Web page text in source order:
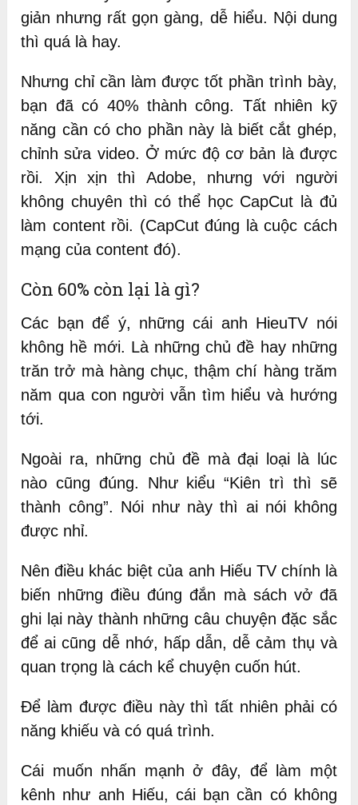
giản nhưng rất gọn gàng, dễ hiểu. Nội dung
thì quá là hay.
Nhưng chỉ cần làm được tốt phần trình bày,
bạn đã có 40% thành công. Tất nhiên kỹ
năng cần có cho phần này là biết cắt ghép,
chỉnh sửa video. Ở mức độ cơ bản là được
rồi. Xịn xịn thì Adobe, nhưng với người
không chuyên thì có thể học CapCut là đủ
làm content rồi. (CapCut đúng là cuộc cách
mạng của content đó).
Còn 60% còn lại là gì?
Các bạn để ý, những cái anh HieuTV nói
không hề mới. Là những chủ đề hay những
trăn trở mà hàng chục, thậm chí hàng trăm
năm qua con người vẫn tìm hiểu và hướng
tới.
Ngoài ra, những chủ đề mà đại loại là lúc
nào cũng đúng. Như kiểu “Kiên trì thì sẽ
thành công”. Nói như này thì ai nói không
được nhỉ.
Nên điều khác biệt của anh Hiếu TV chính là
biến những điều đúng đắn mà sách vở đã
ghi lại này thành những câu chuyện đặc sắc
để ai cũng dễ nhớ, hấp dẫn, dễ cảm thụ và
quan trọng là cách kể chuyện cuốn hút.
Để làm được điều này thì tất nhiên phải có
năng khiếu và có quá trình.
Cái muốn nhấn mạnh ở đây, để làm một
kênh như anh Hiếu, cái bạn cần có không